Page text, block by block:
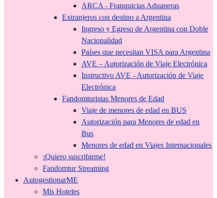
ARCA - Franquicias Aduaneras
Extranjeros con destino a Argentina
Ingreso y Egreso de Argentina con Doble
Nacionalidad
Países que necesitan VISA para Argentina
AVE – Autorización de Viaje Electrónica
Instructivo AVE - Autorización de Viaje
Electrónica
Fandomturistas Menores de Edad
Viaje de menores de edad en BUS
Autorización para Menores de edad en
Bus
Menores de edad en Viajes Internacionales
¡Quiero suscribirme!
Fandomtur Streaming
AutogestionarME
Mis Hoteles